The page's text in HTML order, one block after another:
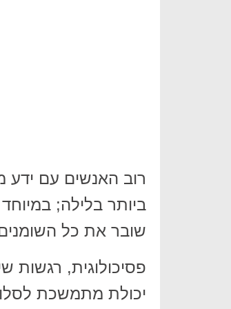
רוב האנשים עם ידע
שובר את כל
פסיכולוגית, רגשות
יכולת מתמשכת